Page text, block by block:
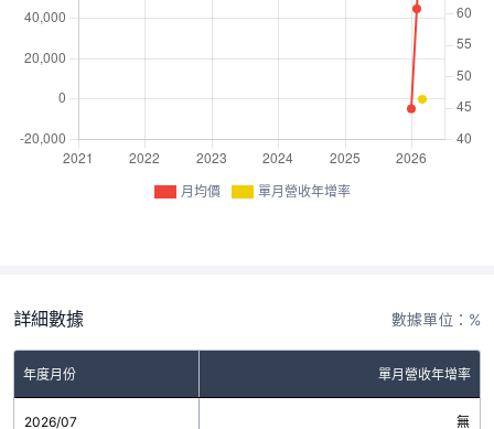
月均價 單月營收年增率
詳細數據 數據單位：%
年度月份 單月營收年增率
2026/07 無